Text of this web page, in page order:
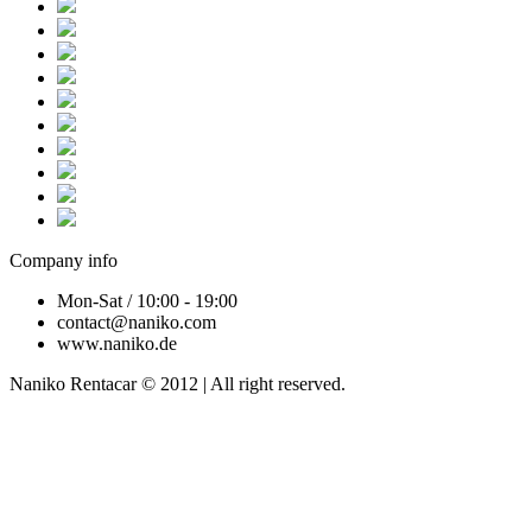
Company info
Mon-Sat / 10:00 - 19:00
contact@naniko.com
www.naniko.de
Naniko Rentacar © 2012 | All right reserved.